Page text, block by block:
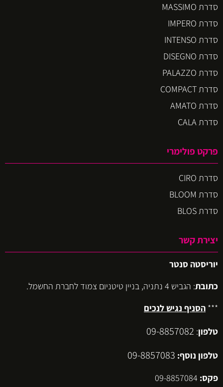
סדרת MASSIMO
סדרת IMPERO
סדרת INTENSO
סדרת DISEGNO
סדרת PALAZZO
סדרת COMPACT
סדרת AMATO
סדרת CALA
פרקט פולימרי
סדרת CIRO
סדרת BLOOM
סדרת BLOS
יצירת קשר
יוריסטה סנטר
כתובת: הגביש 4 נתניה, בניין טיטניום צמוד לחברת החשמל.
*** הסניף נגיש לנכים
טלפון:
09-8857082
טלפון נוסף: 09-8857083
פקס: